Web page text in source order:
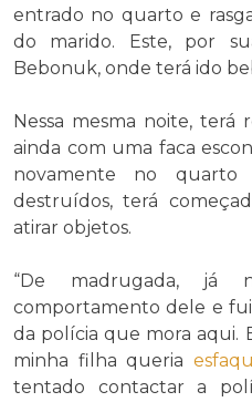
entrado no quarto e
do marido. Este, por
Bebonuk, onde terá ido
Nessa mesma noite, terá
ainda com uma faca
novamente no
destruídos, terá
atirar objetos.
“De madrugada, já
comportamento dele e
da polícia que mora aqui.
minha filha queria
tentado contactar a